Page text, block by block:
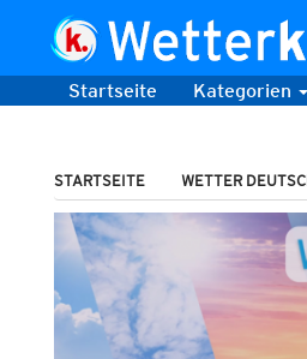
Startseite Kategorien
STARTSEITE WETTER